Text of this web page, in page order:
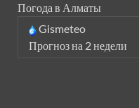
Погода в Алматы
Gismeteo
Прогноз на 2 недели